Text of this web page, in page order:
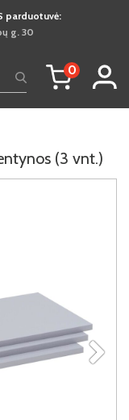
parduotuvė:
g. 30
0
(3 vnt.)